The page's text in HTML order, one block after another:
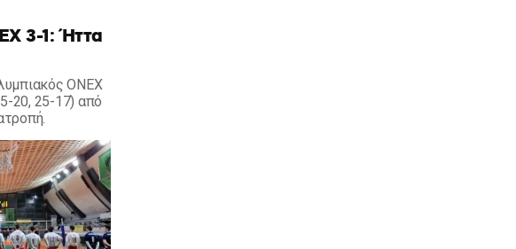
3-1: Ήττα
ΟΝΕΧ
20, 25-17) από